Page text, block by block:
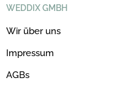
WEDDIX GMBH
Wir über uns
Impressum
AGBs